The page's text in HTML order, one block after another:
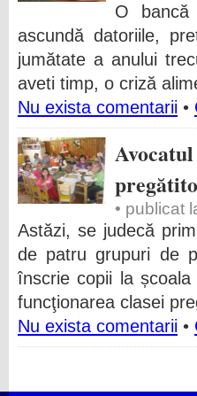
O
ascundă datoriile,
jumătate a anului
aveti timp, o criză
Nu exista comentarii •
• publicat
Astăzi, se judecă
de patru grupuri de
înscrie copii la
funcţionarea clasei
Nu exista comentarii •